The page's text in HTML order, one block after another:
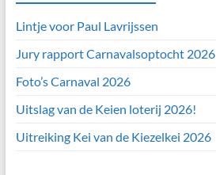
Lintje voor Paul Lavrijssen
Jury rapport Carnavalsoptocht 2026
Foto’s Carnaval 2026
Uitslag van de Keien loterij 2026!
Uitreiking Kei van de Kiezelkei 2026